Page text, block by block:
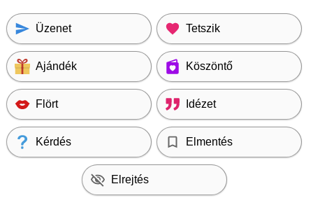
Üzenet Tetszik
Ajándék Köszöntő
Flört Idézet
Kérdés Elmentés
Elrejtés